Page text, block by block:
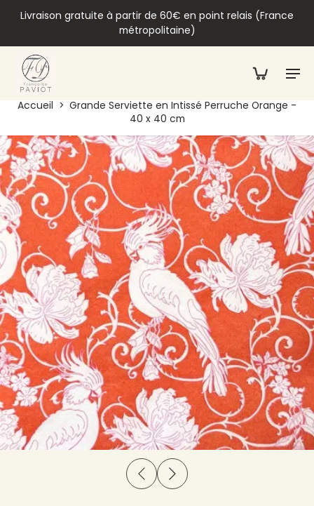
Livraison gratuite à partir de 60€ en point relais (France
métropolitaine)
Accueil > Grande Serviette en Intissé Perruche Orange -
40 x 40 cm